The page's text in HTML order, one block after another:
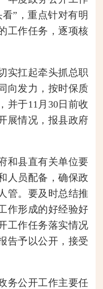
”，重点针对有明
工作任务，逐项核
扛起牵头抓总职
向发力，按时保质
并于11月30日前收
展情况，报县政府
县直有关单位要
人员配备，确保政
管。要及时总结推
作形成的好经验好
工作任务落实情况
告予以公开，接受
公开工作主要任